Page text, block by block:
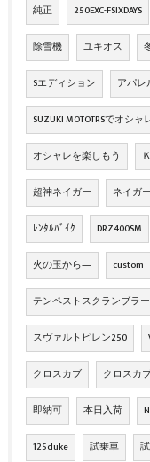
純正 250EXC-FSIXDAYS
除雪機 ユキオス
Sエディション アパレ
SUZUKI MOTOTRSでオシ
オシャレを楽しもう
超神ネイガー ネイガー
ﾚﾝﾀﾙﾊﾞｲｸ DRZ400SM
火の玉から― custom
テンペストスクランブラー
スヴァルトピレン250
クロスカブ クロスカ
即納可 本日入荷
125duke 試乗車